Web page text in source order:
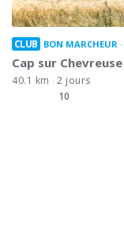
CLUB BON MARCHEUR
Cap sur Chevreuse
40.1 km
2 jours
10